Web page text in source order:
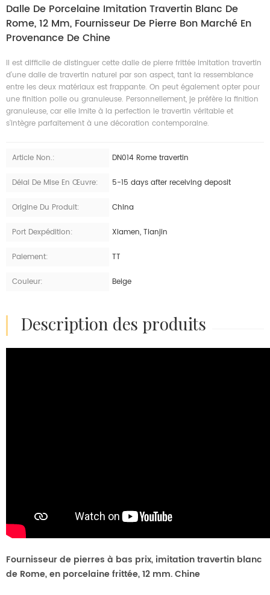
Dalle De Porcelaine Imitation Travertin Blanc De
Rome, 12 Mm, Fournisseur De Pierre Bon Marché En
Provenance De Chine
Il est difficile de distinguer cette dalle de pierre frittée imitation travertin
d'une dalle de travertin naturel par son aspect, tant la ressemblance
entre les deux matériaux est frappante. On peut également opter pour
une finition polie ou granuleuse. Personnellement, je préfère la finition
granuleuse, car elle imite à la perfection le travertin véritable et
s'intègre parfaitement à une décoration contemporaine.
Article Non.: DN014 Rome travertin
Délai De Mise En Œuvre: 5-15 days after receiving deposit
Origine Du Produit: China
Port Dexpédition: Xiamen, Tianjin
Paiement: TT
Couleur: Beige
description des produits
Fournisseur de pierres à bas prix, imitation travertin blanc
de Rome, en porcelaine frittée, 12 mm.Chine